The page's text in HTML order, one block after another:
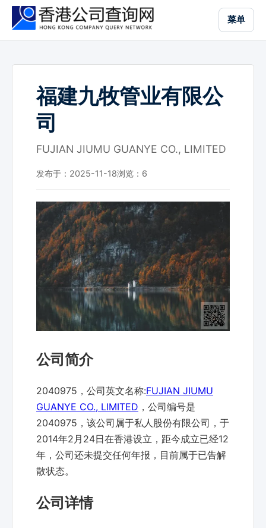
菜单
福建九牧管业有限公
司
FUJIAN JIUMU GUANYE CO., LIMITED
发布于：2025-11-18浏览： 6
公司简介
2040975，公司英文名称:FUJIAN JIUMU
GUANYE CO., LIMITED ，公司编号是
2040975，该公司属于私人股份有限公司，于
2014年2月24日在香港设立，距今成立已经12
年，公司还未提交任何年报，目前属于已告解
散状态。
公司详情